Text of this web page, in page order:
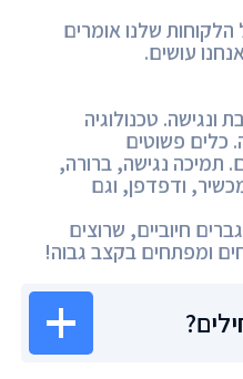
הלקוחות שלנו אומרים
עושים.
טכנולוגיה
כלים פשוטים
תמיכה נגישה, ברורה,
ודפדפן, וגם
חיוביים, שרוצים
ומפתחים בקצב גבוה!